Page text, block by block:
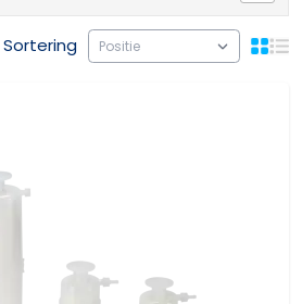
Sortering